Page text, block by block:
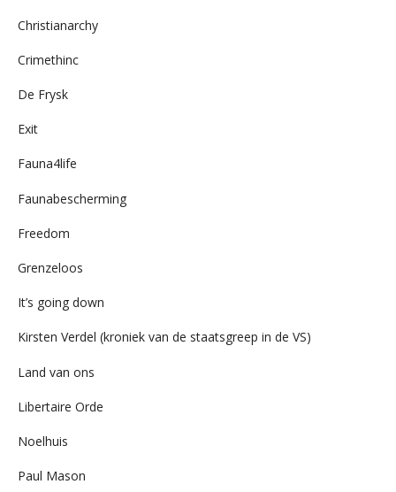
Christianarchy
Crimethinc
De Frysk
Exit
Fauna4life
Faunabescherming
Freedom
Grenzeloos
It’s going down
Kirsten Verdel (kroniek van de staatsgreep in de VS)
Land van ons
Libertaire Orde
Noelhuis
Paul Mason